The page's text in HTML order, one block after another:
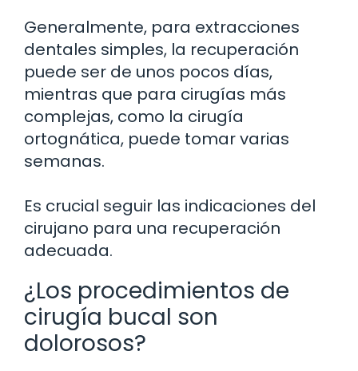
Generalmente, para extracciones
dentales simples, la recuperación
puede ser de unos pocos días,
mientras que para cirugías más
complejas, como la cirugía
ortognática, puede tomar varias
semanas.
Es crucial seguir las indicaciones del
cirujano para una recuperación
adecuada.
¿Los procedimientos de
cirugía bucal son
dolorosos?